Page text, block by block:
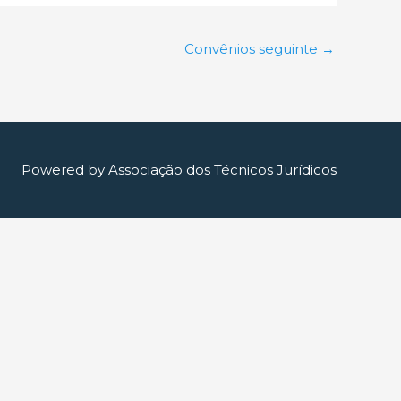
Convênios seguinte →
Powered by Associação dos Técnicos Jurídicos